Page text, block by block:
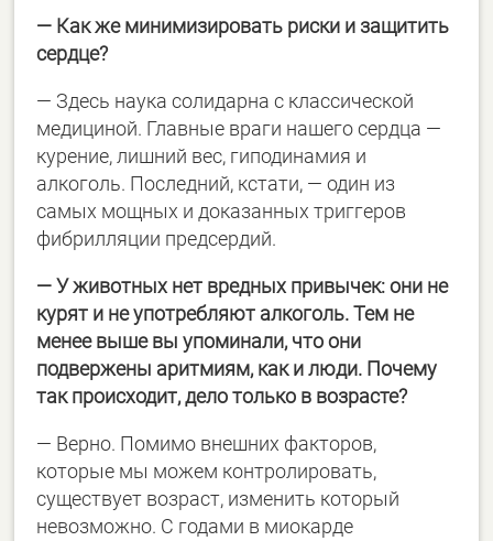
— Как же минимизировать риски и защитить
сердце?
— Здесь наука солидарна с классической
медициной. Главные враги нашего сердца —
курение, лишний вес, гиподинамия и
алкоголь. Последний, кстати, — один из
самых мощных и доказанных триггеров
фибрилляции предсердий.
— У животных нет вредных привычек: они не
курят и не употребляют алкоголь. Тем не
менее выше вы упоминали, что они
подвержены аритмиям, как и люди. Почему
так происходит, дело только в возрасте?
— Верно. Помимо внешних факторов,
которые мы можем контролировать,
существует возраст, изменить который
невозможно. С годами в миокарде